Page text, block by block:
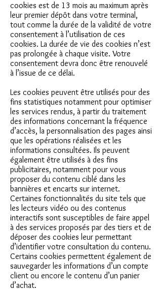
cookies est de 13 mois au maximum après
leur premier dépôt dans votre terminal,
tout comme la durée de la validité de votre
consentement à l’utilisation de ces
cookies. La durée de vie des cookies n’est
pas prolongée à chaque visite. Votre
consentement devra donc être renouvelé
à l’issue de ce délai.
Les cookies peuvent être utilisés pour des
fins statistiques notamment pour optimiser
les services rendus, à partir du traitement
des informations concernant la fréquence
d’accès, la personnalisation des pages ainsi
que les opérations réalisées et les
informations consultées. Ils peuvent
également être utilisés à des fins
publicitaires, notamment pour vous
proposer du contenu ciblé dans les
bannières et encarts sur internet.
Certaines fonctionnalités du site tels que
les lecteurs vidéo ou des contenus
interactifs sont susceptibles de faire appel
à des services proposés par des tiers et de
déposer des cookies leur permettant
d’identifier votre consultation du contenu.
Certains cookies permettent également de
sauvegarder les informations d’un compte
client ou encore le contenu d’un panier
d’achat.